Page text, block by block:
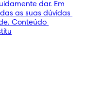
dar. Em
as suas dúvidas
Conteúdo